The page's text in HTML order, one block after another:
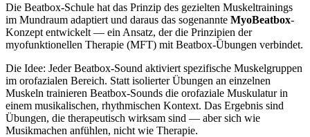
Die Beatbox-Schule hat das Prinzip des gezielten Muskeltrainings
im Mundraum adaptiert und daraus das sogenannte MyoBeatbox-
Konzept entwickelt — ein Ansatz, der die Prinzipien der
myofunktionellen Therapie (MFT) mit Beatbox-Übungen verbindet.
Die Idee: Jeder Beatbox-Sound aktiviert spezifische Muskelgruppen
im orofazialen Bereich. Statt isolierter Übungen an einzelnen
Muskeln trainieren Beatbox-Sounds die orofaziale Muskulatur in
einem musikalischen, rhythmischen Kontext. Das Ergebnis sind
Übungen, die therapeutisch wirksam sind — aber sich wie
Musikmachen anfühlen, nicht wie Therapie.